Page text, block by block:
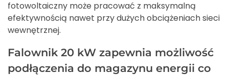
fotowoltaiczny może pracować z maksymalną
efektywnością nawet przy dużych obciążeniach sieci
wewnętrznej.
Falownik 20 kW zapewnia możliwość
podłączenia do magazynu energii co